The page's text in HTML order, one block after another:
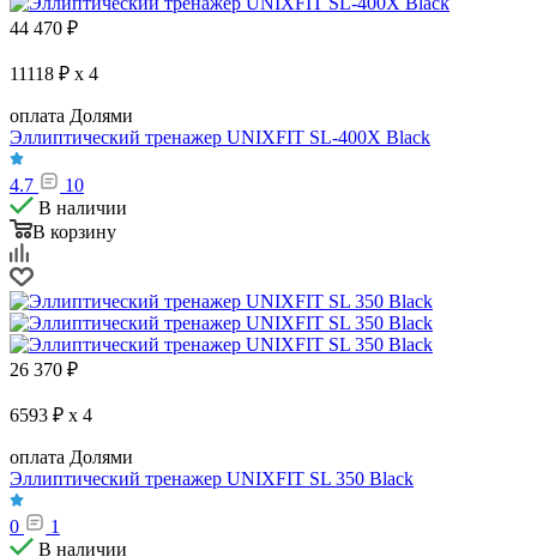
44 470 ₽
11118 ₽ x 4
оплата Долями
Эллиптический тренажер UNIXFIT SL-400X Black
4.7
10
В наличии
В корзину
26 370 ₽
6593 ₽ x 4
оплата Долями
Эллиптический тренажер UNIXFIT SL 350 Black
0
1
В наличии